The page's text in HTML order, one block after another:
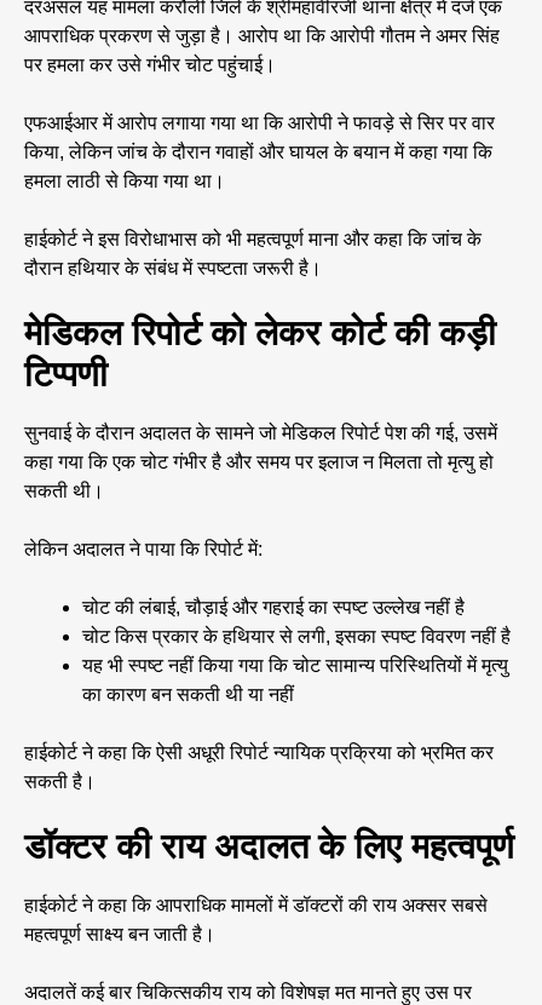
दरअसल यह मामला करौली जिले के श्रीमहावीरजी थाना क्षेत्र में दर्ज एक
आपराधिक प्रकरण से जुड़ा है। आरोप था कि आरोपी गौतम ने अमर सिंह
पर हमला कर उसे गंभीर चोट पहुंचाई।
एफआईआर में आरोप लगाया गया था कि आरोपी ने फावड़े से सिर पर वार
किया, लेकिन जांच के दौरान गवाहों और घायल के बयान में कहा गया कि
हमला लाठी से किया गया था।
हाईकोर्ट ने इस विरोधाभास को भी महत्वपूर्ण माना और कहा कि जांच के
दौरान हथियार के संबंध में स्पष्टता जरूरी है।
मेडिकल रिपोर्ट को लेकर कोर्ट की कड़ी
टिप्पणी
सुनवाई के दौरान अदालत के सामने जो मेडिकल रिपोर्ट पेश की गई, उसमें
कहा गया कि एक चोट गंभीर है और समय पर इलाज न मिलता तो मृत्यु हो
सकती थी।
लेकिन अदालत ने पाया कि रिपोर्ट में:
चोट की लंबाई, चौड़ाई और गहराई का स्पष्ट उल्लेख नहीं है
चोट किस प्रकार के हथियार से लगी, इसका स्पष्ट विवरण नहीं है
यह भी स्पष्ट नहीं किया गया कि चोट सामान्य परिस्थितियों में मृत्यु
का कारण बन सकती थी या नहीं
हाईकोर्ट ने कहा कि ऐसी अधूरी रिपोर्ट न्यायिक प्रक्रिया को भ्रमित कर
सकती है।
डॉक्टर की राय अदालत के लिए महत्वपूर्ण
हाईकोर्ट ने कहा कि आपराधिक मामलों में डॉक्टरों की राय अक्सर सबसे
महत्वपूर्ण साक्ष्य बन जाती है।
अदालतें कई बार चिकित्सकीय राय को विशेषज्ञ मत मानते हुए उस पर